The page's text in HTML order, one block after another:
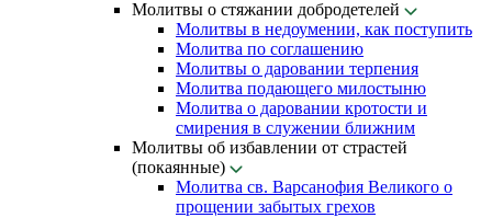
Молитвы о стяжании добродетелей
Молитвы в недоумении, как поступить
Молитва по соглашению
Молитвы о даровании терпения
Молитва подающего милостыню
Молитва о даровании кротости и
смирения в служении ближним
Молитвы об избавлении от страстей
(покаянные)
Молитва св. Варсанофия Великого о
прощении забытых грехов